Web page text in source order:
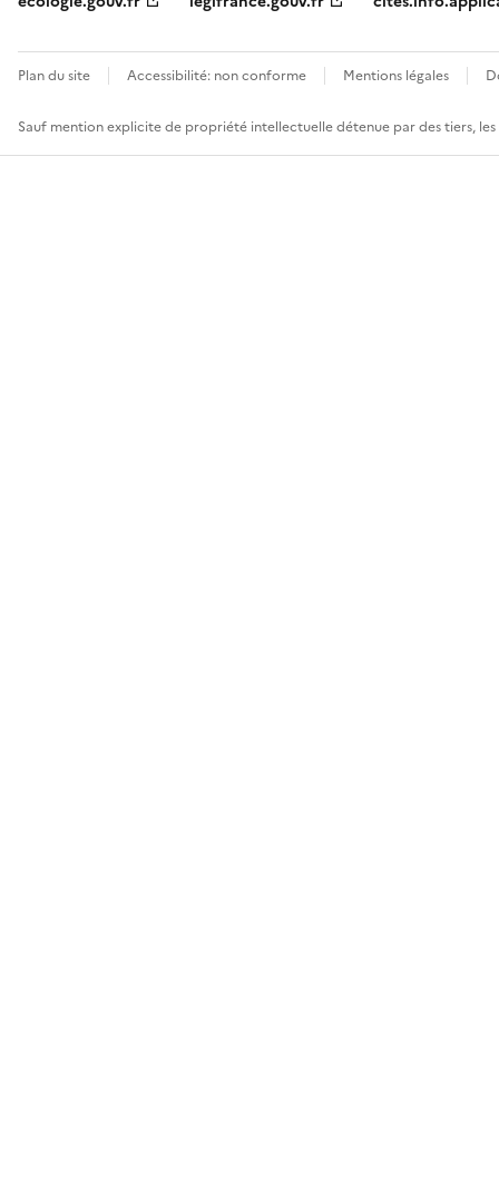
Plan du site Accessibilité: non conforme Mentions légales
Sauf mention explicite de propriété intellectuelle détenue par des tiers,